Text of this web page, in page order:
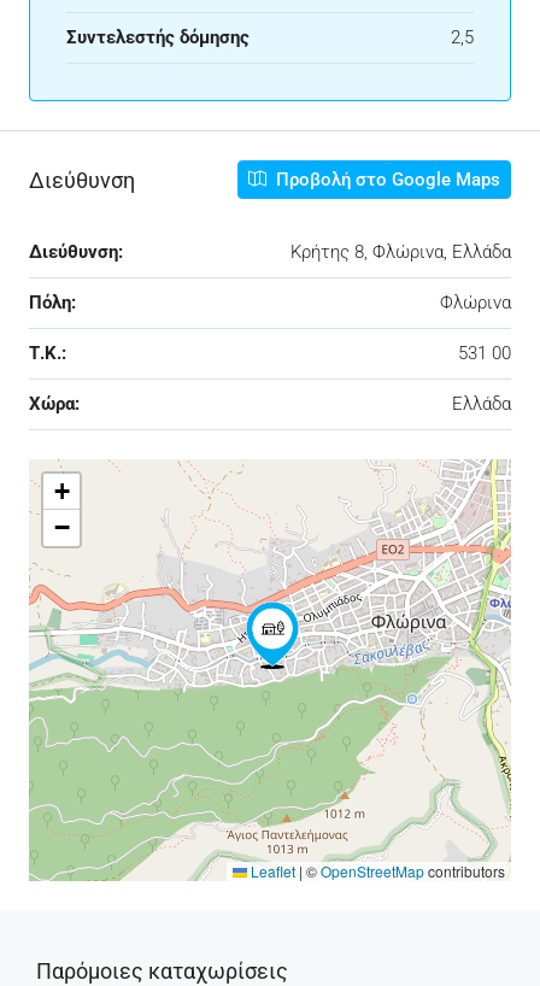
Συντελεστής δόμησης 2,5
Διεύθυνση Προβολή στο Google Maps
Διεύθυνση: Κρήτης 8, Φλώρινα, Ελλάδα
Πόλη: Φλώρινα
Τ.Κ.: 531 00
Χώρα: Ελλάδα
+
−
Leaflet | ©OpenStreetMapcontributors
Παρόμοιες καταχωρίσεις